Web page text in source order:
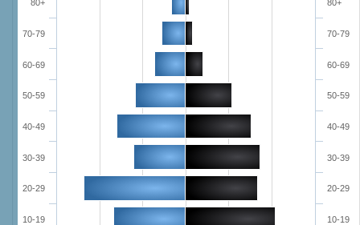
10-19
20-29
30-39
40-49
50-59
60-69
70-79
80+
10-19
20-29
30-39
40-49
50-59
60-69
70-79
80+